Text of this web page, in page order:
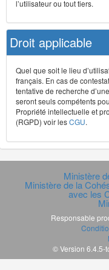
l’utilisateur ou tout tiers.
Droit applicable
Quel que soit le lieu
français. En cas de
tentative de recherche
seront seuls compétents
Propriété intellectuelle et
(RGPD) voir lesCGU.
Ministère
Ministère de la
avec les
Responsable
© Version 6.4.5-